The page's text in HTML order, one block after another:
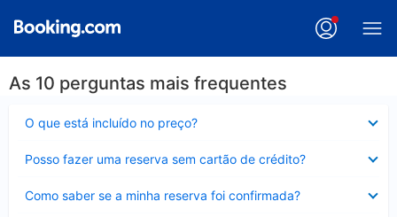
As 10 perguntas mais frequentes
O que está incluído no preço?
Posso fazer uma reserva sem cartão de crédito?
Como saber se a minha reserva foi confirmada?